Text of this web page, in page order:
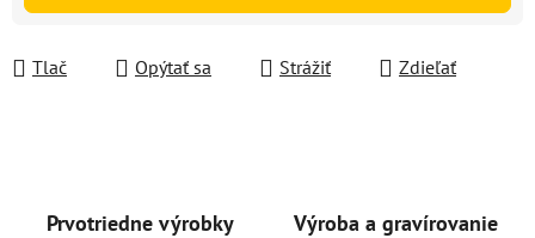
Tlač Opýtať sa Strážiť Zdieľať
Prvotriedne výrobky Výroba a gravírovanie